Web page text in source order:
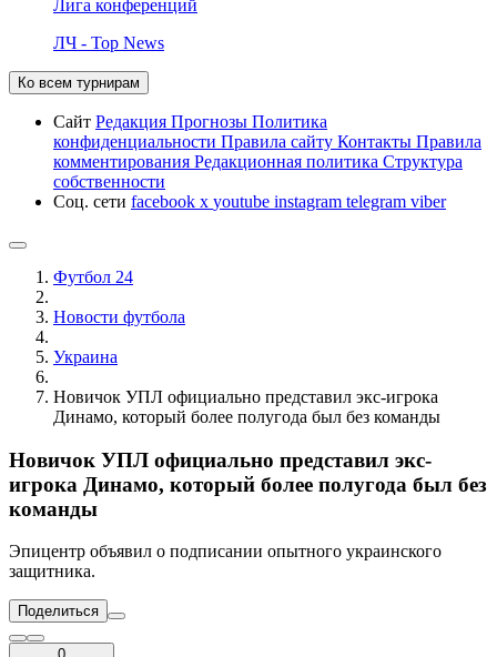
Лига конференций
ЛЧ - Top News
Ко всем турнирам
Сайт Редакция Прогнозы Политика
конфиденциальности Правила сайту Контакты Правила
комментирования Редакционная политика Структура
собственности
Соц. сети facebook x youtube instagram telegram viber
Футбол 24
Новости футбола
Украина
Новичок УПЛ официально представил экс-игрока
Динамо, который более полугода был без команды
Новичок УПЛ официально представил экс-
игрока Динамо, который более полугода был без
команды
Эпицентр объявил о подписании опытного украинского
защитника.
Поделиться